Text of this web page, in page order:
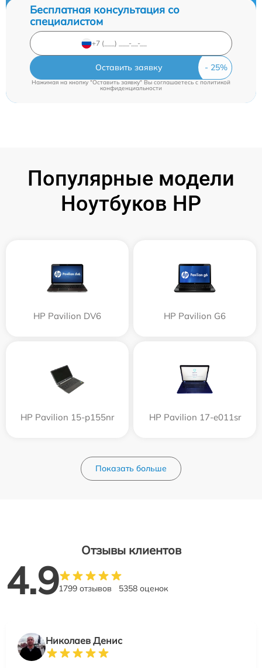
Бесплатная консультация со
специалистом
Оставить заявку
Нажимая на кнопку "Оставить заявку" Вы соглашаетесь cполитикой
конфиденциальности
Популярные модели
Ноутбуков HP
HP Pavilion DV6 HP Pavilion G6
HP Pavilion 15-p155nr HP Pavilion 17-e011sr
Показать больше
Отзывы клиентов
4.91799 отзывов 5358 оценок
Николаев Денис